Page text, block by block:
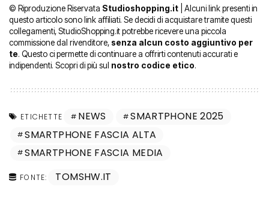
© Riproduzione Riservata Studioshopping.it | Alcuni link presenti in
questo articolo sono link affiliati. Se decidi di acquistare tramite questi
collegamenti, StudioShopping.it potrebbe ricevere una piccola
commissione dal rivenditore, senza alcun costo aggiuntivo per
te. Questo ci permette di continuare a offrirti contenuti accurati e
indipendenti. Scopri di più sul nostro codice etico.
ETICHETTE NEWS
SMARTPHONE 2025
SMARTPHONE FASCIA ALTA
SMARTPHONE FASCIA MEDIA
FONTE: TOMSHW.IT